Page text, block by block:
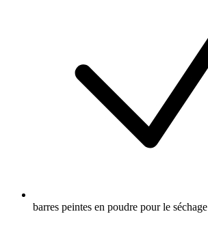
barres peintes en poudre pour le séchage